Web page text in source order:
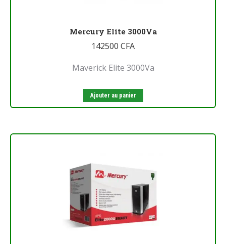
Mercury Elite 3000Va
142500 CFA
Maverick Elite 3000Va
Ajouter au panier